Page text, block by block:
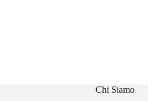
Chi Siamo